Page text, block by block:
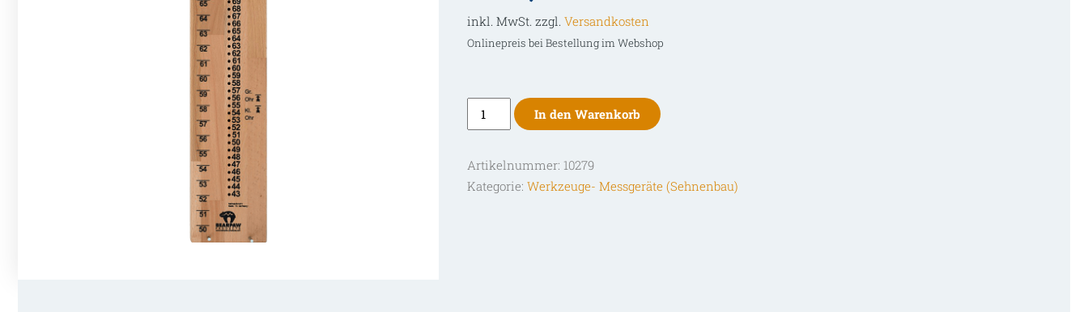
inkl. MwSt. zzgl. Versandkosten
Onlinepreis bei Bestellung im Webshop
Bearpaw
Sehnenbrett
In den Warenkorb
Artikelnummer: 10279
Kategorie: Werkzeuge- Messgeräte (Sehnenbau)